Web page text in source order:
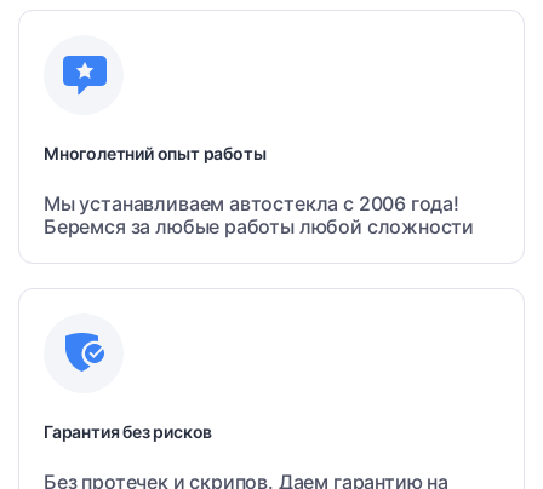
Многолетний опыт работы
Мы устанавливаем автостекла с 2006 года!
Беремся за любые работы любой сложности
Гарантия без рисков
Без протечек и скрипов. Даем гарантию на